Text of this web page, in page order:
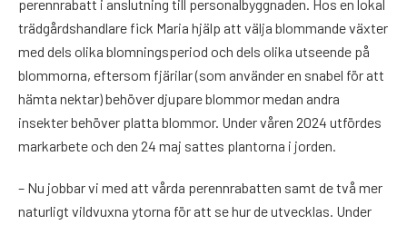
perennrabatt i anslutning till personalbyggnaden. Hos en lokal
trädgårdshandlare fick Maria hjälp att välja blommande växter
med dels olika blomningsperiod och dels olika utseende på
blommorna, eftersom fjärilar (som använder en snabel för att
hämta nektar) behöver djupare blommor medan andra
insekter behöver platta blommor. Under våren 2024 utfördes
markarbete och den 24 maj sattes plantorna i jorden.
– Nu jobbar vi med att vårda perennrabatten samt de två mer
naturligt vildvuxna ytorna för att se hur de utvecklas. Under